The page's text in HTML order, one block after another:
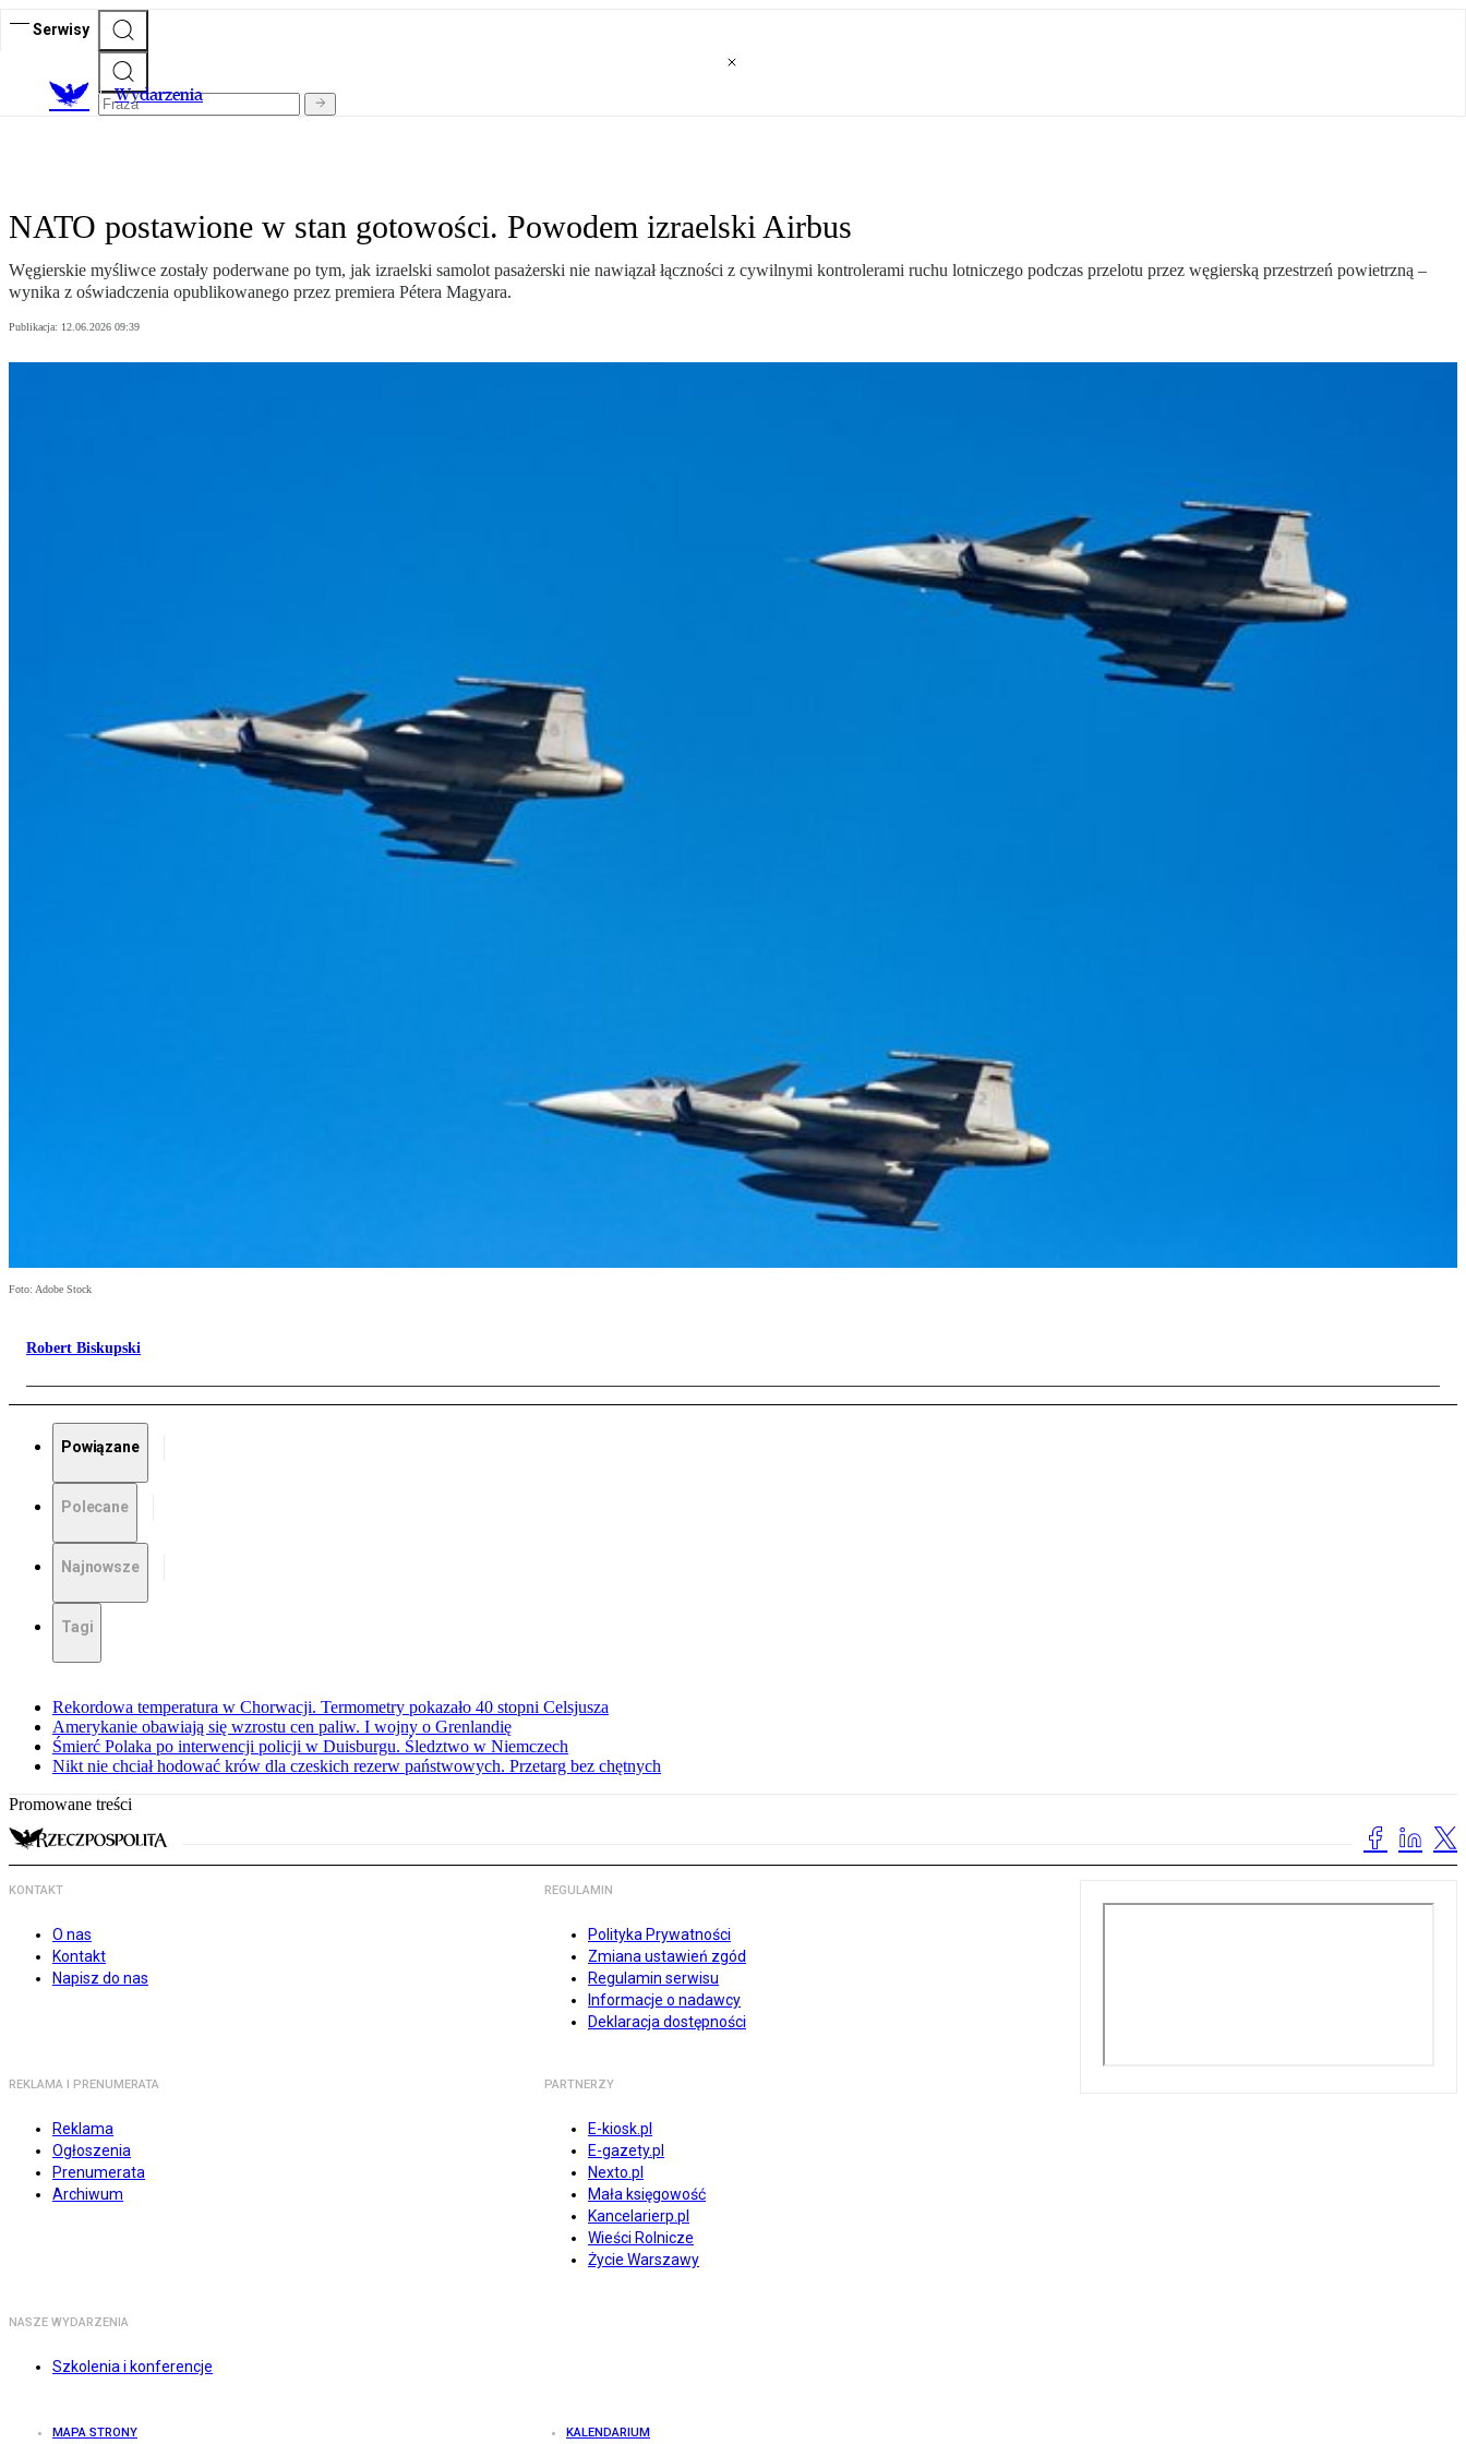
Serwisy
Wydarzenia
NATO postawione w stan gotowości. Powodem izraelski Airbus
Węgierskie myśliwce zostały poderwane po tym, jak izraelski samolot pasażerski nie nawiązał łączności z cywilnymi kontrolerami ruchu lotniczego podczas przelotu przez węgierską przestrzeń powietrzną –
wynika z oświadczenia opublikowanego przez premiera Pétera Magyara.
Publikacja: 12.06.2026 09:39
Foto: Adobe Stock
Robert Biskupski
Powiązane
Polecane
Najnowsze
Tagi
Rekordowa temperatura w Chorwacji. Termometry pokazało 40 stopni Celsjusza
Amerykanie obawiają się wzrostu cen paliw. I wojny o Grenlandię
Śmierć Polaka po interwencji policji w Duisburgu. Śledztwo w Niemczech
Nikt nie chciał hodować krów dla czeskich rezerw państwowych. Przetarg bez chętnych
Promowane treści
KONTAKT
O nas
Kontakt
Napisz do nas
REGULAMIN
Polityka Prywatności
Zmiana ustawień zgód
Regulamin serwisu
Informacje o nadawcy
Deklaracja dostępności
REKLAMA I PRENUMERATA
Reklama
Ogłoszenia
Prenumerata
Archiwum
PARTNERZY
E-kiosk.pl
E-gazety.pl
Nexto.pl
Mała księgowość
Kancelarierp.pl
Wieści Rolnicze
Życie Warszawy
NASZE WYDARZENIA
Szkolenia i konferencje
MAPA STRONY KALENDARIUM